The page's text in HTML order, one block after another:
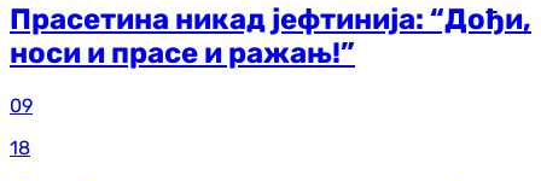
Прасетина никад јефтинија: “Дођи,
носи и прасе и ражањ!”
09
18